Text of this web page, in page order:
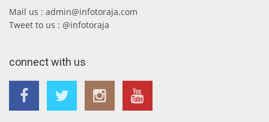
Mail us : admin@infotoraja.com
Tweet to us : @infotoraja
connect with us